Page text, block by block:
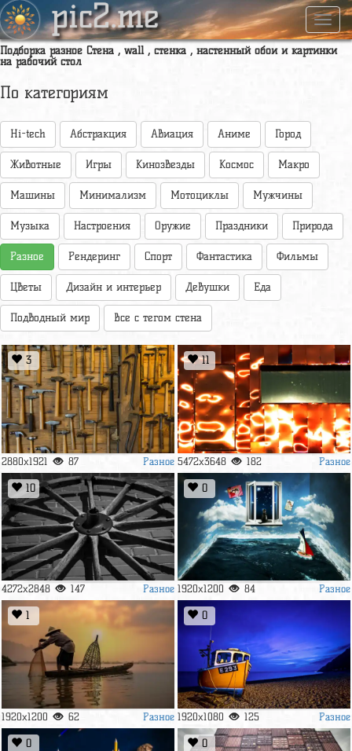
pic2.me
Подборка разное Стена , wall , стенка , настенный обои и картинки
на рабочий стол
По категориям
Hi-tech Абстракция Авиация Аниме Город
Животные Игры Кинозвезды Космос Макро
Машины Минимализм Мотоциклы Мужчины
Музыка Настроения Оружие Праздники Природа
Разное Рендеринг Спорт Фантастика Фильмы
Цветы Дизайн и интерьер Девушки Еда
Подводный мир Все с тегом стена
3
2880x1921 87 Разное
11
5472x3648 182 Разное
10
4272x2848 147 Разное
0
1920x1200 84 Разное
1
1920x1200 62 Разное
0
1920x1080 125 Разное
0 0